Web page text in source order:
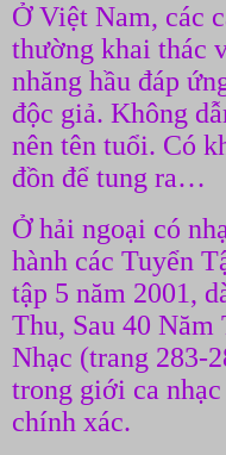
Ở Việt Nam, các
thường khai thác
nhăng hầu đáp
độc giả. Không
nên tên tuổi. Có
đồn để tung ra…
Ở hải ngoại có
hành các Tuyển
tập 5 năm 2001,
Thu, Sau 40
Nhạc (trang 283-
trong giới ca
chính xác.